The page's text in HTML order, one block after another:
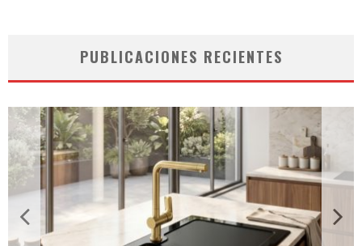
PUBLICACIONES RECIENTES